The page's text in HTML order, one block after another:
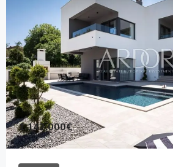
1,142,000€